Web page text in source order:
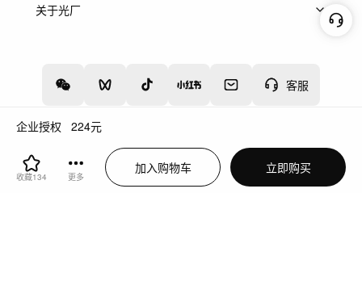
企业授权 224元
收藏134 更多
加入购物车 立即购买
客服
上架服务
关于光厂
增值电信业务经营许可证：川B2-20160192
蜀ICP备12020238号-4
川公网安备51019002000262 违法和不良信息举报中心